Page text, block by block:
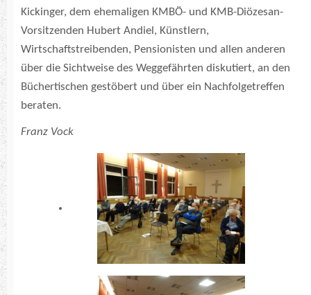
Kickinger, dem ehemaligen KMBÖ- und KMB-Diözesan-
Vorsitzenden Hubert Andiel, Künstlern,
Wirtschaftstreibenden, Pensionisten und allen anderen
über die Sichtweise des Weggefährten diskutiert, an den
Büchertischen gestöbert und über ein Nachfolgetreffen
beraten.
Franz Vock